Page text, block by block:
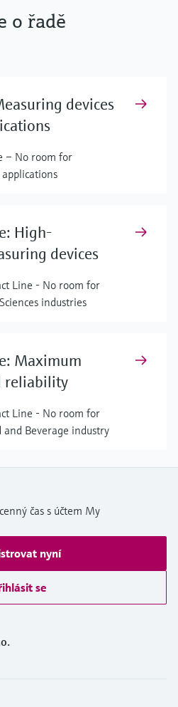
o řadě
devices
– No room for
High-
devices
Line - No room for
industries
Maximum
reliability
Line - No room for
Beverage industry
čas s účtem My
nyní
se